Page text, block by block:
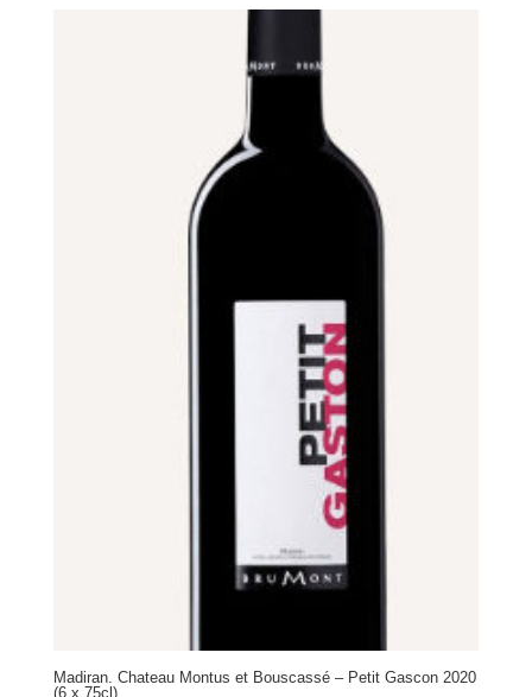
Madiran. Chateau Montus et Bouscassé – Petit Gascon 2020
(6 x 75cl)